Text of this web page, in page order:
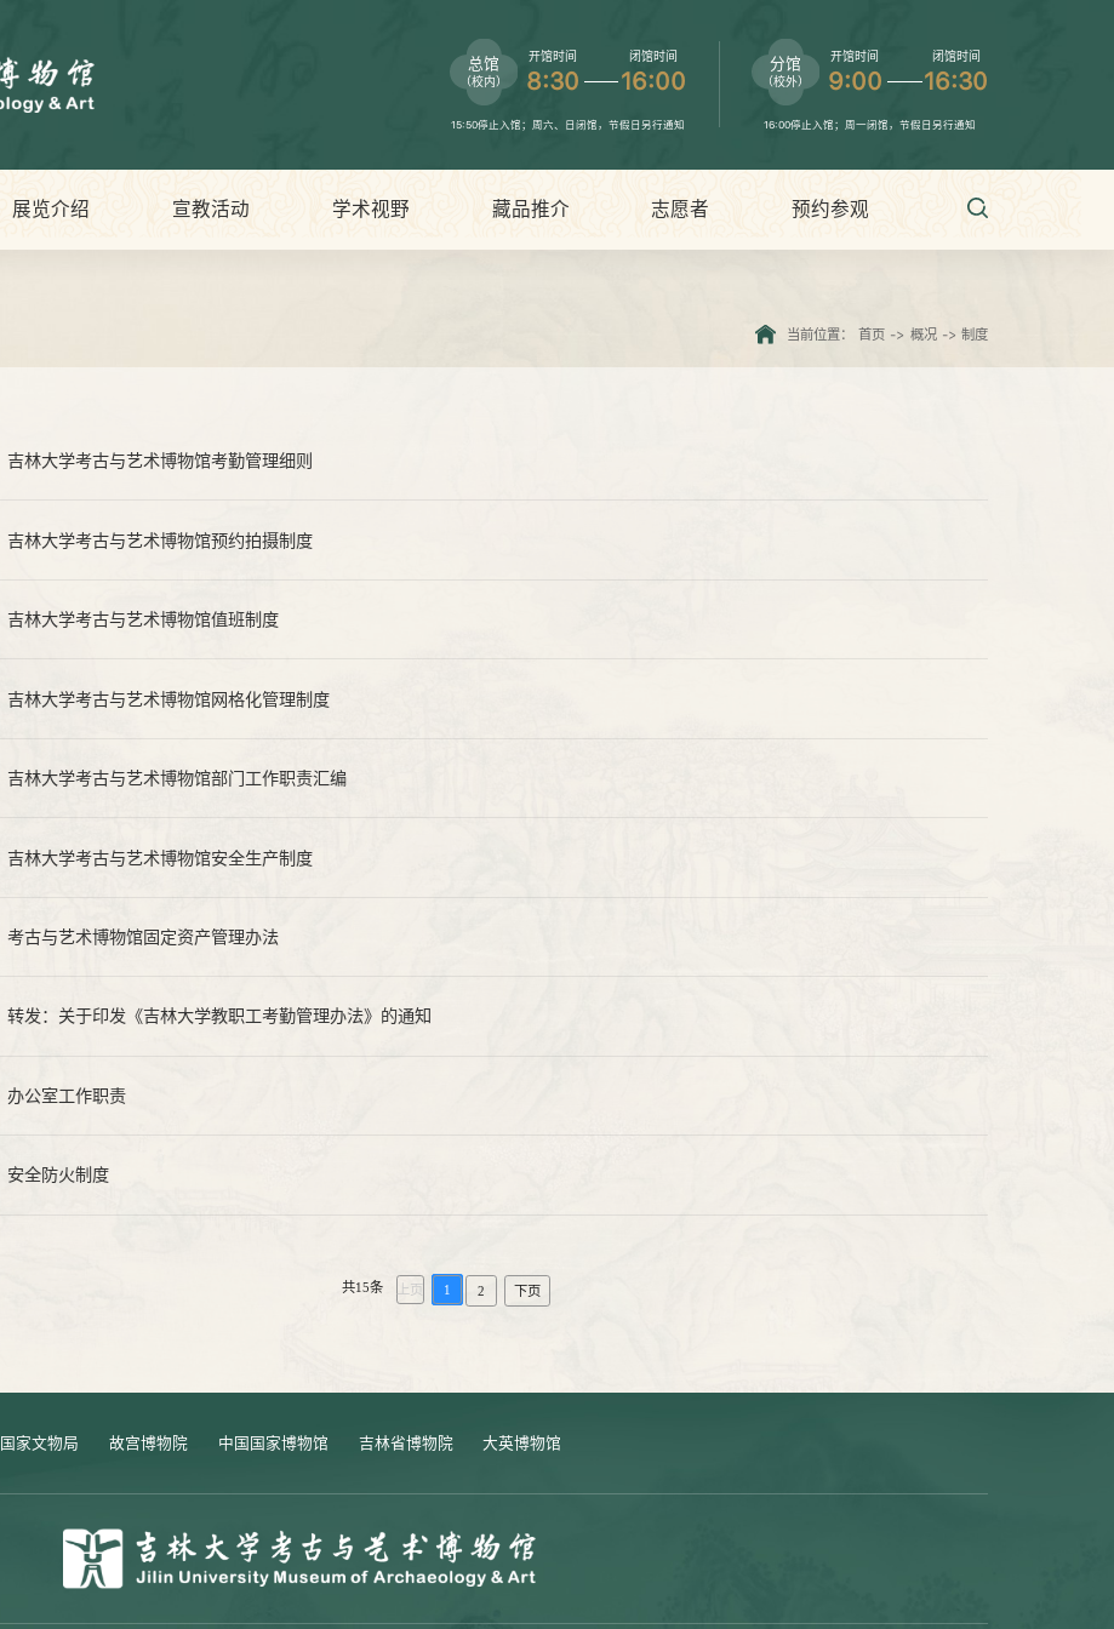
总馆
（校内）
开馆时间
8:30
闭馆时间
16:00
15:50停止入馆；周六、日闭馆，节假日另行通知
分馆
（校外）
开馆时间
9:00
闭馆时间
16:30
16:00停止入馆；周一闭馆，节假日另行通知
展览介绍 宣教活动 学术视野 藏品推介 志愿者 预约参观
当前位置： 首页 -> 概况 -> 制度
吉林大学考古与艺术博物馆考勤管理细则
吉林大学考古与艺术博物馆预约拍摄制度
吉林大学考古与艺术博物馆值班制度
吉林大学考古与艺术博物馆网格化管理制度
吉林大学考古与艺术博物馆部门工作职责汇编
吉林大学考古与艺术博物馆安全生产制度
考古与艺术博物馆固定资产管理办法
转发：关于印发《吉林大学教职工考勤管理办法》的通知
办公室工作职责
安全防火制度
共15条 上页 1 2 下页
国家文物局 故宫博物院 中国国家博物馆 吉林省博物院 大英博物馆